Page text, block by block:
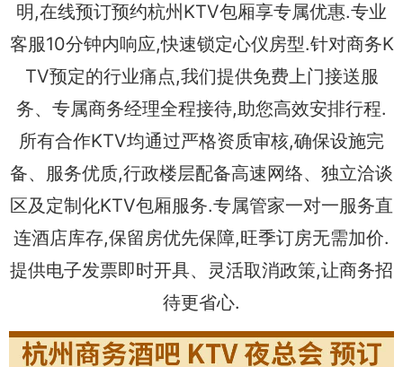
明,在线预订预约杭州KTV包厢享专属优惠.专业
客服10分钟内响应,快速锁定心仪房型.针对商务K
TV预定的行业痛点,我们提供免费上门接送服
务、专属商务经理全程接待,助您高效安排行程.
所有合作KTV均通过严格资质审核,确保设施完
备、服务优质,行政楼层配备高速网络、独立洽谈
区及定制化KTV包厢服务.专属管家一对一服务直
连酒店库存,保留房优先保障,旺季订房无需加价.
提供电子发票即时开具、灵活取消政策,让商务招
待更省心.